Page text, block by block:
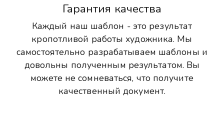
Гарантия качества
Каждый наш шаблон - это результат
кропотливой работы художника. Мы
самостоятельно разрабатываем шаблоны и
довольны полученным результатом. Вы
можете не сомневаться, что получите
качественный документ.